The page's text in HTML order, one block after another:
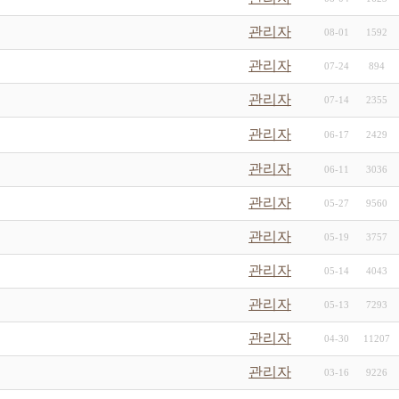
관리자 08-01 1592
관리자 07-24 894
관리자 07-14 2355
관리자 06-17 2429
관리자 06-11 3036
관리자 05-27 9560
관리자 05-19 3757
관리자 05-14 4043
관리자 05-13 7293
관리자 04-30 11207
관리자 03-16 9226